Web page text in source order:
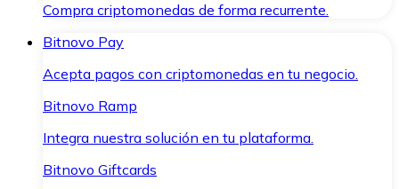
Compra criptomonedas de forma recurrente.
Bitnovo Pay
Acepta pagos con criptomonedas en tu negocio.
Bitnovo Ramp
Integra nuestra solución en tu plataforma.
Bitnovo Giftcards